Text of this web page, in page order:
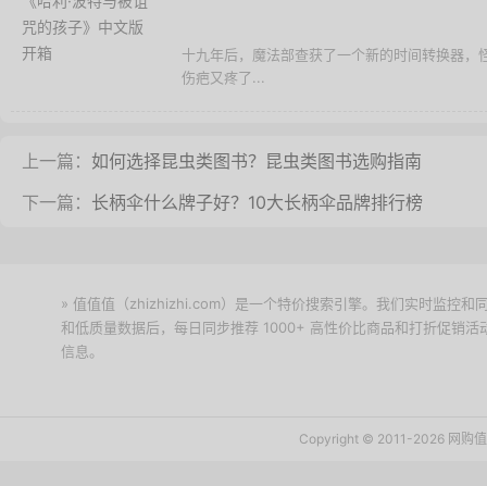
十九年后，魔法部查获了一个新的时间转换器
伤疤又疼了...
上一篇： 如何选择昆虫类图书？昆虫类图书选购指南
下一篇： 长柄伞什么牌子好？10大长柄伞品牌排行榜
» 值值值（zhizhizhi.com）是一个特价搜索引擎。我们实时监控和
和低质量数据后，每日同步推荐 1000+ 高性价比商品和打折促销
信息。
Copyright © 2011-2026 网购